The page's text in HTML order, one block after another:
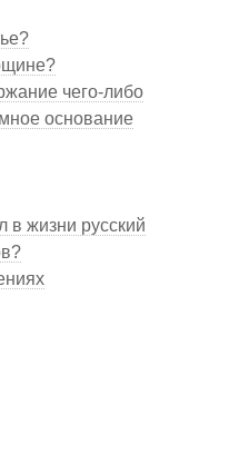
чего-либо
основание
в жизни русский